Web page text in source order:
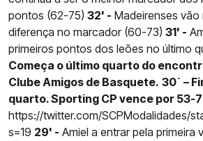
pontos (62-75) 32' - Madeirenses vão
diferença no marcador (60-73) 31' -
primeiros pontos dos leões no último
Começa o último quarto do
Clube Amigos de Basquete. 30´ –
quarto. Sporting CP vence por 53-
https://twitter.com/SCPModalidades/
s=19 29' - Amiel a entrar pela primeira